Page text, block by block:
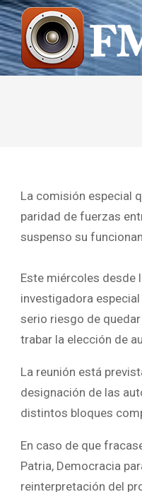
Saltar
al
contenido
FM
La comisión especial
paridad de fuerzas
suspenso su
Este miércoles desde
investigadora
serio riesgo de
trabar la elección de
La reunión está
designación de las
distintos bloques
En caso de que
Patria, Democracia
reinterpretación del